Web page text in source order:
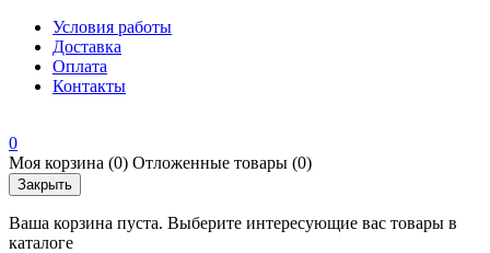
Условия работы
Доставка
Оплата
Контакты
0
Моя корзина (0) Отложенные товары (0)
Закрыть
Ваша корзина пуста. Выберите интересующие вас товары в
каталоге